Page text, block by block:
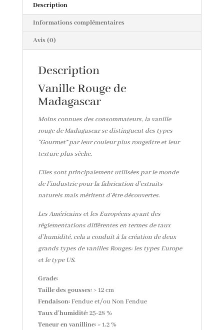
Description
Informations complémentaires
Avis (0)
Description
Vanille Rouge de
Madagascar
Moins connues des consommateurs, la vanille
rouge de Madagascar se distinguent des types
“Gourmet” par leur couleur plus rougeâtre et leur
texture plus sèche.
Elles sont principalement utilisées par le monde
de l’industrie pour la fabrication d’extraits
naturels mais méritent d’être découvertes.
Les Américains et les Européens ayant des
réglementations différentes en termes de taux
d’humidité, cela a conduit à la création de deux
grands types de vanilles Rouges: les types Europe
et le type US.
Grade:
Taille des gousses: > 12 cm
Fendaison: Fendue et/ou Non Fendue
Taux d’humidité: 25-28 %
Teneur en vanilline: > 1,2 %